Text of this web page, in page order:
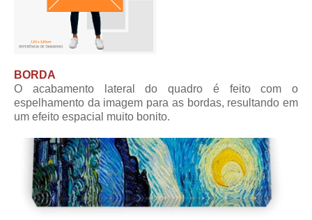
BORDA
O acabamento lateral do quadro é feito com o
espelhamento da imagem para as bordas, resultando em
um efeito espacial muito bonito.